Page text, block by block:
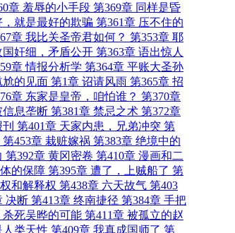
章 羞辱的小手段 第369章 同样是昏
就是最好的欺骗 第361章 压不住的
章 我比关圣帝君如何？ 第353章 耶
国奸细，矛盾公开 第363章 语出惊人
章 情报分析学 第364章 平账大圣孙
尬的见面 第1章 诏请风雨 第365章 招
章 东家是皇帝，咱怕谁？ 第370章
信息垄断 第381章 禁忌之术 第372章
第401章 天家内患，兄弟冲突 第
第453章 栽赃嫁祸 第383章 绝境中的
第392章 黄冈密卷 第410章 漫画和二
的保障 第395章 遭了，上贼船了 第
和解释权 第438章 六天故气 第403
决断 第413章 终南捷径 第384章 手把
杀死吴晔的可能 第411章 被孤立的赵
人类天性 第409章 我真成国师了 第